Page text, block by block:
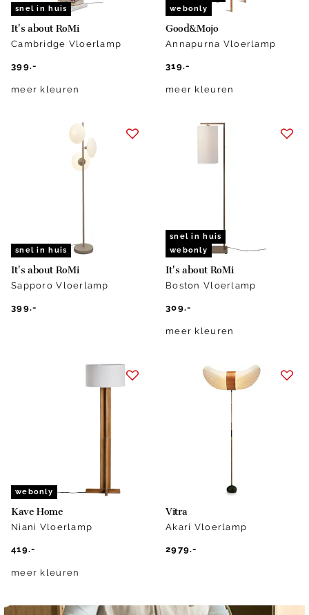
snel in huis
It's about RoMi
Cambridge Vloerlamp
399.-
meer kleuren
webonly
Good&Mojo
Annapurna Vloerlamp
319.-
meer kleuren
snel in huis
It's about RoMi
Sapporo Vloerlamp
399.-
snel in huis
webonly
It's about RoMi
Boston Vloerlamp
309.-
meer kleuren
webonly
Kave Home
Niani Vloerlamp
419.-
meer kleuren
Vitra
Akari Vloerlamp
2979.-